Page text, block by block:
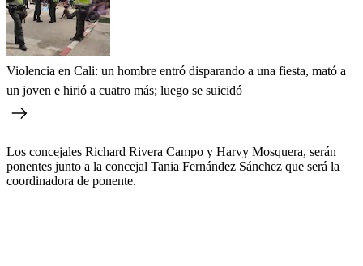
Violencia en Cali: un hombre entró disparando a una fiesta, mató a
un joven e hirió a cuatro más; luego se suicidó
Los concejales Richard Rivera Campo y Harvy Mosquera, serán
ponentes junto a la concejal Tania Fernández Sánchez que será la
coordinadora de ponente.